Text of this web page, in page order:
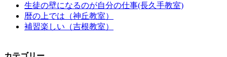
生徒の壁になるのが自分の仕事(長久手教室)
暦の上では（神丘教室）
補習楽しい（吉根教室）